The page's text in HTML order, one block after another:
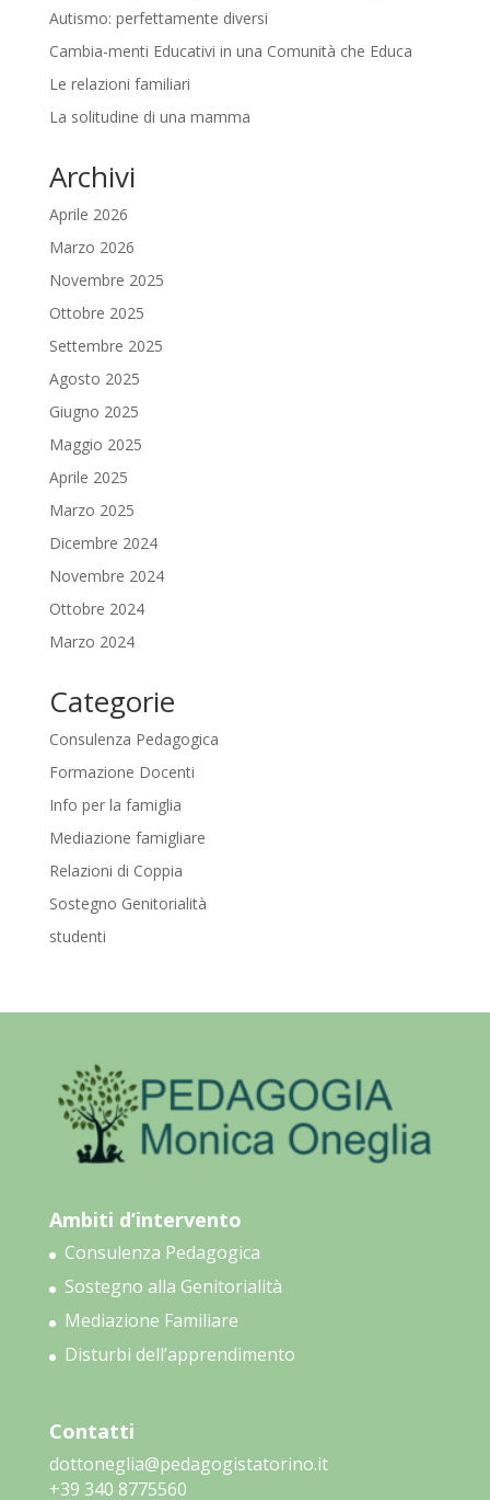
Autismo: perfettamente diversi
Cambia-menti Educativi in una Comunità che Educa
Le relazioni familiari
La solitudine di una mamma
Archivi
Aprile 2026
Marzo 2026
Novembre 2025
Ottobre 2025
Settembre 2025
Agosto 2025
Giugno 2025
Maggio 2025
Aprile 2025
Marzo 2025
Dicembre 2024
Novembre 2024
Ottobre 2024
Marzo 2024
Categorie
Consulenza Pedagogica
Formazione Docenti
Info per la famiglia
Mediazione famigliare
Relazioni di Coppia
Sostegno Genitorialità
studenti
Ambiti d’intervento
Consulenza Pedagogica
Sostegno alla Genitorialità
Mediazione Familiare
Disturbi dell’apprendimento
Contatti
dottoneglia@pedagogistatorino.it
‭+39 340 8775560‬